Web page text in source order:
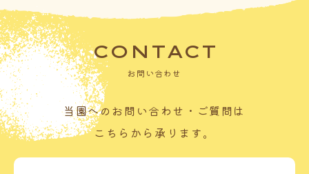
CONTACT
お問い合わせ
当園へのお問い合わせ・ご質問は
こちらから承ります。